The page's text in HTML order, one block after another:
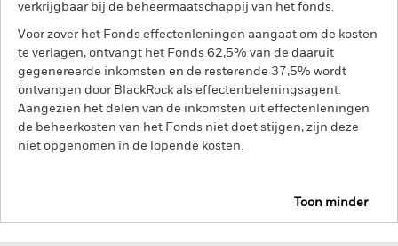
verkrijgbaar bij de beheermaatschappij van het fonds.
Voor zover het Fonds effectenleningen aangaat om de kosten
te verlagen, ontvangt het Fonds 62,5% van de daaruit
gegenereerde inkomsten en de resterende 37,5% wordt
ontvangen door BlackRock als effectenbeleningsagent.
Aangezien het delen van de inkomsten uit effectenleningen
de beheerkosten van het Fonds niet doet stijgen, zijn deze
niet opgenomen in de lopende kosten.
Toon minder